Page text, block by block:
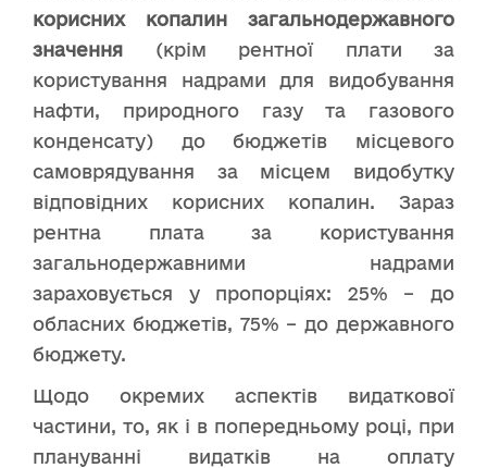
корисних копалин загальнодержавного
значення (крім рентної плати за
користування надрами для видобування
нафти, природного газу та газового
конденсату) до бюджетів місцевого
самоврядування за місцем видобутку
відповідних корисних копалин. Зараз
рентна плата за користування
загальнодержавними надрами
зараховується у пропорціях: 25% – до
обласних бюджетів, 75% – до державного
бюджету.
Щодо окремих аспектів видаткової
частини, то, як і в попередньому році, при
плануванні видатків на оплату